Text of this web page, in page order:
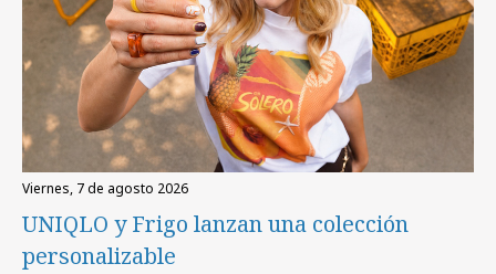
viernes, 7 de agosto 2026
UNIQLO y Frigo lanzan una colección
personalizable